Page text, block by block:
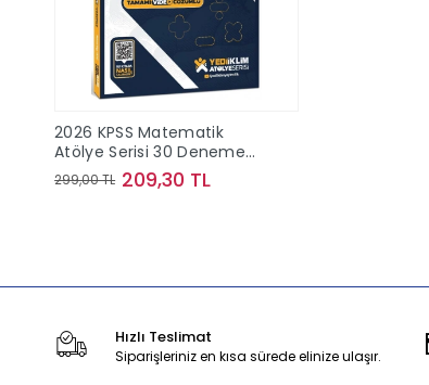
2026 KPSS Matematik
Atölye Serisi 30 Deneme
Yediiklim
299,00 TL 209,30 TL
Hızlı Teslimat
Siparişleriniz en kısa sürede elinize ulaşır.